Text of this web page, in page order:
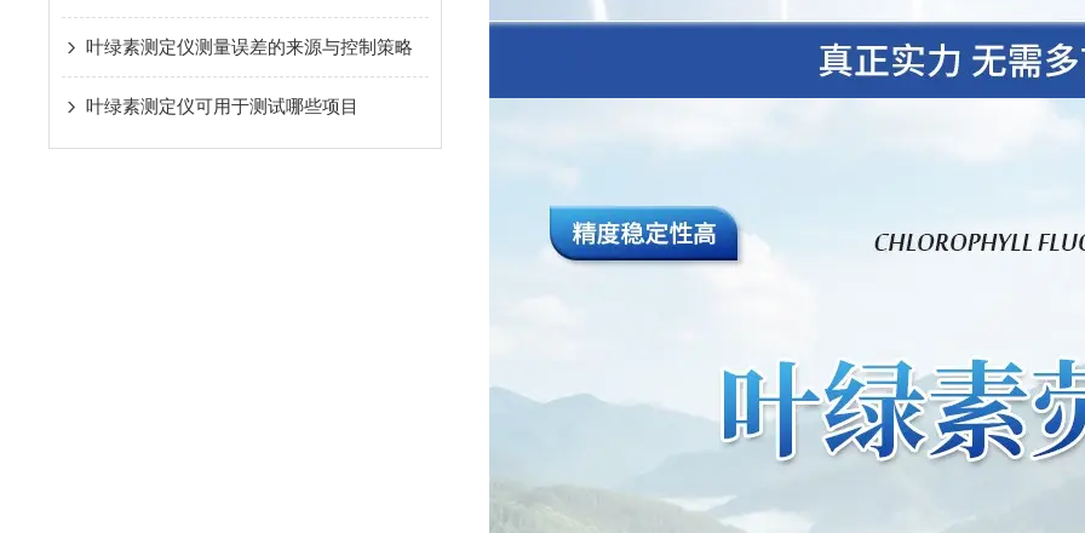
叶绿素测定仪测量误差的来源与控制策略
叶绿素测定仪可用于测试哪些项目